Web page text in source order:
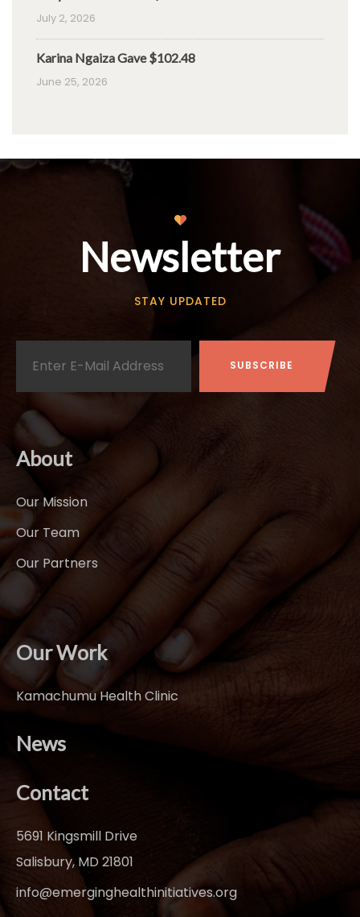
July 2, 2026
Karina Ngaiza Gave $102.48
June 25, 2026
Newsletter
STAY UPDATED
About
Our Mission
Our Team
Our Partners
Our Work
Kamachumu Health Clinic
News
Contact
5691 Kingsmill Drive
Salisbury, MD 21801
info@emerginghealthinitiatives.org